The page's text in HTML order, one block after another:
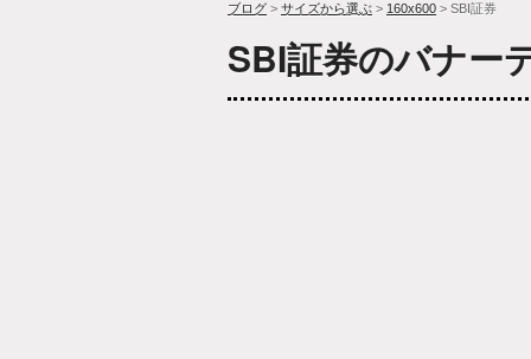
ブログ > サイズから選ぶ > 160x600 > SBI証券
SBI証券のバナー